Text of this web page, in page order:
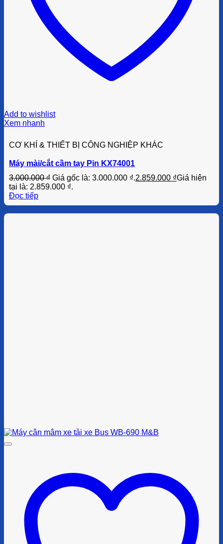
Add to wishlist
Xem nhanh
CƠ KHÍ & THIẾT BỊ CÔNG NGHIỆP KHÁC
Máy mài/cắt cầm tay Pin KX74001
3.000.000₫ Giá gốc là: 3.000.000 ₫.2.859.000 ₫Giá hiện
tại là: 2.859.000 ₫.
Đọc tiếp